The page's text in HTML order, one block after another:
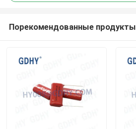
Порекомендованные продукты